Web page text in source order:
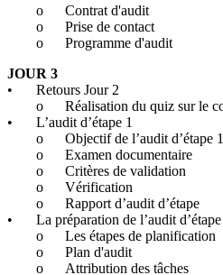
o
Contrat d'audit
o
Prise de contact
o
Programme d'audit
JOUR 3
•
Retours Jour 2
o
Réalisation du quiz sur le
•
L’audit d’étape 1
o
Objectif de l’audit d’étape 1
o
Examen documentaire
o
Critères de validation
o
Vérification
o
Rapport d’audit d’étape
•
La préparation de l’audit
o
Les étapes de planification
o
Plan d'audit
o
Attribution des tâches